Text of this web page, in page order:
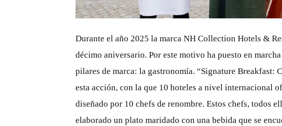
JPG
Durante el año 2025 la marca NH Collection Hotels &
décimo aniversario. Por este motivo ha puesto en
pilares de marca: la gastronomía. “Signature Breakfast:
esta acción, con la que 10 hoteles a nivel internacional
diseñado por 10 chefs de renombre. Estos chefs, todos
elaborado un plato maridado con una bebida que se